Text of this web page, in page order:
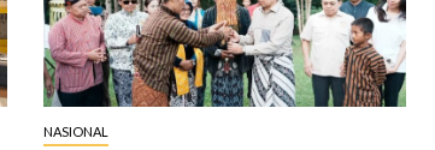
NASIONAL